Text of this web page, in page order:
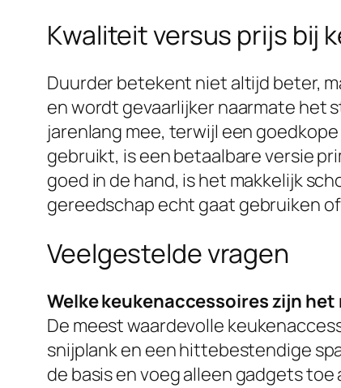
Kwaliteit versus prijs bij
Duurder betekent niet altijd beter,
en wordt gevaarlijker naarmate het
jarenlang mee, terwijl een
gebruikt, is een betaalbare versie
goed in de hand, is het makkelijk
gereedschap echt gaat gebruiken
Veelgestelde vragen
Welke keukenaccessoires zijn
De meest waardevolle
snijplank en een hittebestendige
de basis en voeg alleen gadgets